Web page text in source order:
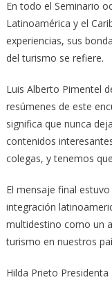
En todo el Seminario
Latinoamérica y el
experiencias, sus
del turismo se refiere.
Luis Alberto Pimentel
resúmenes de este
significa que nunca
contenidos
colegas, y tenemos
El mensaje final
integración
multidestino como un
turismo en nuestros
Hilda Prieto